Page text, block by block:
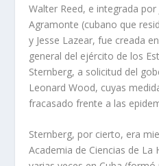
Walter Reed, e integrada
Agramonte (cubano que
y Jesse Lazear, fue creada
general del ejército de los
Sternberg, a solicitud del
Leonard Wood, cuyas
fracasado frente a las
Sternberg, por cierto, era
Academia de Ciencias de La